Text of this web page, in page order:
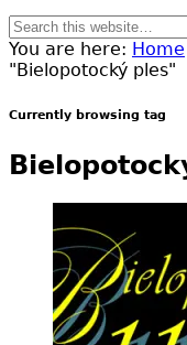
You are here: Home
"Bielopotocký ples"
Currently browsing tag